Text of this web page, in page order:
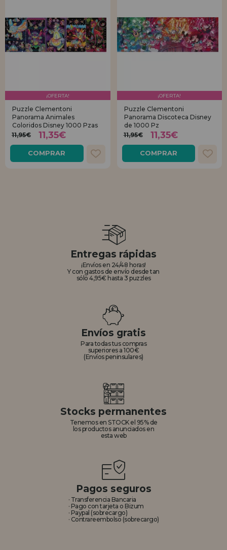
¡OFERTA!
Puzzle Clementoni
Panorama Animales
Coloridos Disney 1000 Pzas
11,95€
11,35€
COMPRAR
¡OFERTA!
Puzzle Clementoni
Panorama Discoteca Disney
de 1000 Pz
11,95€
11,35€
COMPRAR
Entregas rápidas
¡Envíos en 24/48 horas!
Y con gastos de envío desde tan
sólo 4,95€ hasta 3 puzzles
Envíos gratis
Para todas tus compras
superiores a 100€
(Envíos peninsulares)
Stocks permanentes
Tenemos en STOCK el 95% de
los productos anunciados en
esta web
Pagos seguros
· Transferencia Bancaria
· Pago con tarjeta o Bizum
· Paypal (sobrecargo)
· Contrareembolso (sobrecargo)